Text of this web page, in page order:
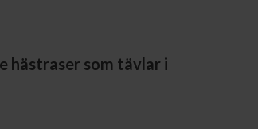
hästraser som tävlar i